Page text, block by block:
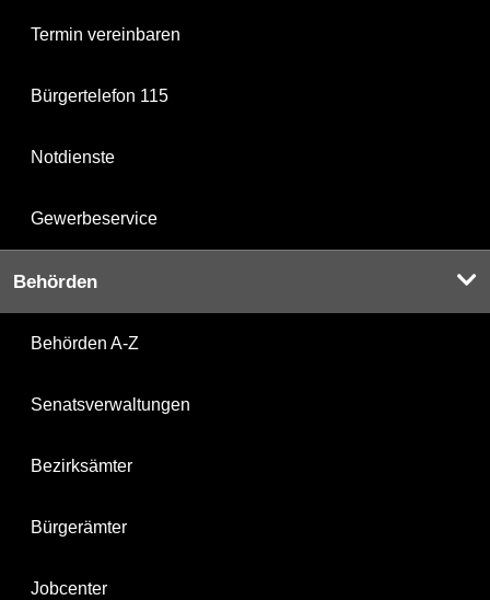
Termin vereinbaren
Bürgertelefon 115
Notdienste
Gewerbeservice
Behörden
Behörden A-Z
Senatsverwaltungen
Bezirksämter
Bürgerämter
Jobcenter